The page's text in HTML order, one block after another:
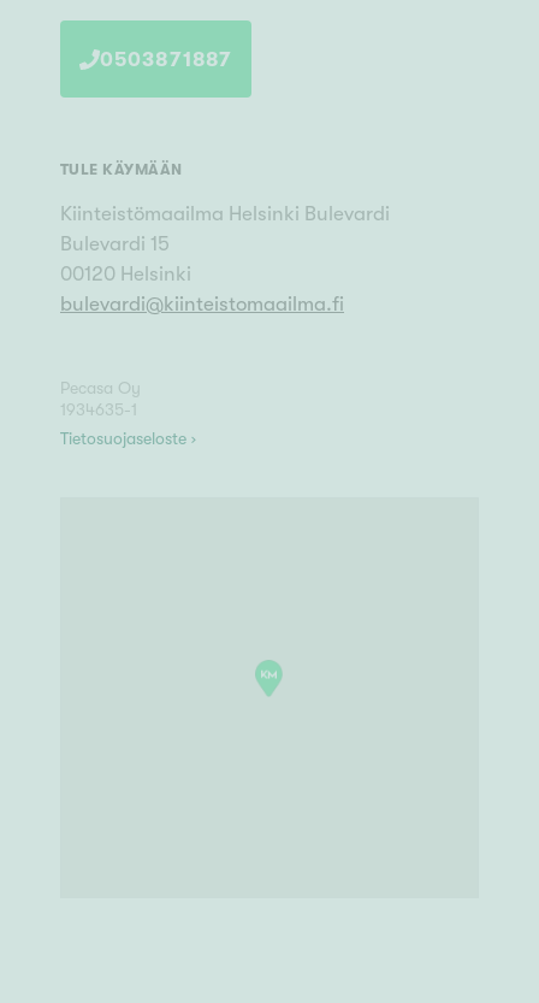
0503871887
TULE KÄYMÄÄN
Kiinteistömaailma Helsinki Bulevardi
Bulevardi 15
00120 Helsinki
bulevardi@kiinteistomaailma.fi
Pecasa Oy
1934635-1
Tietosuojaseloste ›